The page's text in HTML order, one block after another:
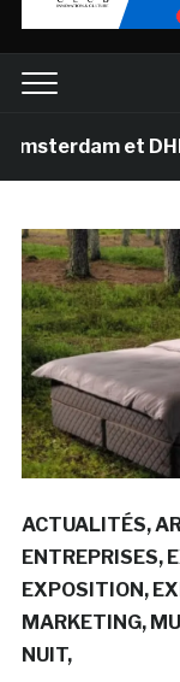
et DHL
ACTUALITÉS
ENTREPRISES
EXPOSITION
MARKETING
NUIT